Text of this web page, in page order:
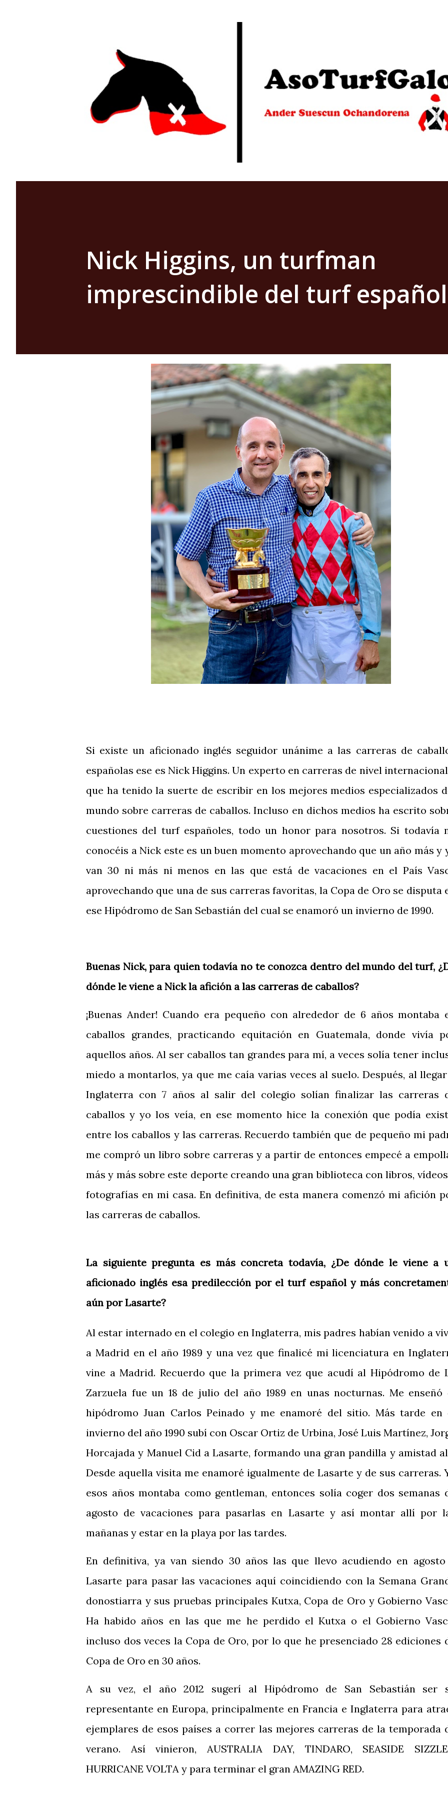
Nick Higgins, un turfman
imprescindible del turf español
Si existe un aficionado inglés seguidor unánime a las carreras de
españolas ese es Nick Higgins. Un experto en carreras de nivel
que ha tenido la suerte de escribir en los mejores medios especializados
mundo sobre carreras de caballos. Incluso en dichos medios ha escrito
cuestiones del turf españoles, todo un honor para nosotros. Si todavía
conocéis a Nick este es un buen momento aprovechando que un año más y
van 30 ni más ni menos en las que está de vacaciones en el País
aprovechando que una de sus carreras favoritas, la Copa de Oro se disputa
ese Hipódromo de San Sebastián del cual se enamoró un invierno de 1990.
Buenas Nick, para quien todavía no te conozca dentro del mundo del turf,
dónde le viene a Nick la afición a las carreras de caballos?
¡Buenas Ander! Cuando era pequeño con alrededor de 6 años montaba
caballos grandes, practicando equitación en Guatemala, donde vivía
aquellos años. Al ser caballos tan grandes para mí, a veces solía tener
miedo a montarlos, ya que me caía varias veces al suelo. Después, al
Inglaterra con 7 años al salir del colegio solían finalizar las carreras
caballos y yo los veía, en ese momento hice la conexión que podía
entre los caballos y las carreras. Recuerdo también que de pequeño mi
me compró un libro sobre carreras y a partir de entonces empecé a
más y más sobre este deporte creando una gran biblioteca con libros,
fotografías en mi casa. En definitiva, de esta manera comenzó mi afición
las carreras de caballos.
La siguiente pregunta es más concreta todavía, ¿De dónde le viene a
aficionado inglés esa predilección por el turf español y más
aún por Lasarte?
Al estar internado en el colegio en Inglaterra, mis padres habían venido a
a Madrid en el año 1989 y una vez que finalicé mi licenciatura en
vine a Madrid. Recuerdo que la primera vez que acudí al Hipódromo de
Zarzuela fue un 18 de julio del año 1989 en unas nocturnas. Me enseñó
hipódromo Juan Carlos Peinado y me enamoré del sitio. Más tarde en
invierno del año 1990 subí con Oscar Ortiz de Urbina, José Luis Martínez,
Horcajada y Manuel Cid a Lasarte, formando una gran pandilla y amistad
Desde aquella visita me enamoré igualmente de Lasarte y de sus carreras.
esos años montaba como gentleman, entonces solía coger dos semanas
agosto de vacaciones para pasarlas en Lasarte y así montar allí por
mañanas y estar en la playa por las tardes.
En definitiva, ya van siendo 30 años las que llevo acudiendo en
Lasarte para pasar las vacaciones aquí coincidiendo con la Semana
donostiarra y sus pruebas principales Kutxa, Copa de Oro y Gobierno
Ha habido años en las que me he perdido el Kutxa o el Gobierno
incluso dos veces la Copa de Oro, por lo que he presenciado 28 ediciones
Copa de Oro en 30 años.
A su vez, el año 2012 sugerí al Hipódromo de San Sebastián ser
representante en Europa, principalmente en Francia e Inglaterra para
ejemplares de esos países a correr las mejores carreras de la temporada
verano. Así vinieron, AUSTRALIA DAY, TINDARO, SEASIDE
HURRICANE VOLTA y para terminar el gran AMAZING RED.